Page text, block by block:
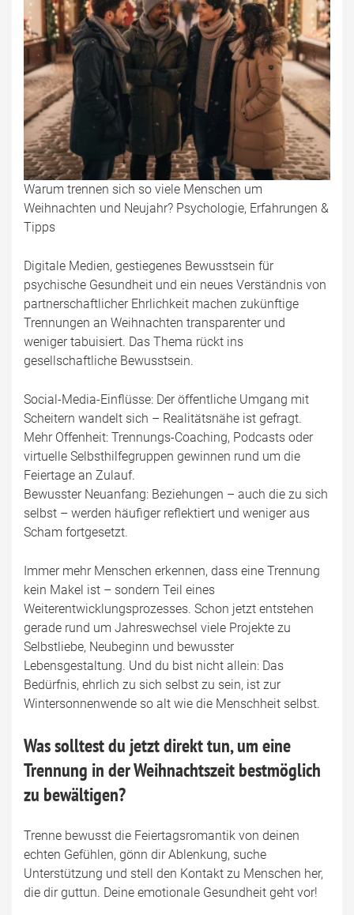
Warum trennen sich so viele Menschen um
Weihnachten und Neujahr? Psychologie, Erfahrungen &
Tipps
Digitale Medien, gestiegenes Bewusstsein für
psychische Gesundheit und ein neues Verständnis von
partnerschaftlicher Ehrlichkeit machen zukünftige
Trennungen an Weihnachten transparenter und
weniger tabuisiert. Das Thema rückt ins
gesellschaftliche Bewusstsein.
Social-Media-Einflüsse: Der öffentliche Umgang mit
Scheitern wandelt sich – Realitätsnähe ist gefragt.
Mehr Offenheit: Trennungs-Coaching, Podcasts oder
virtuelle Selbsthilfegruppen gewinnen rund um die
Feiertage an Zulauf.
Bewusster Neuanfang: Beziehungen – auch die zu sich
selbst – werden häufiger reflektiert und weniger aus
Scham fortgesetzt.
Immer mehr Menschen erkennen, dass eine Trennung
kein Makel ist – sondern Teil eines
Weiterentwicklungsprozesses. Schon jetzt entstehen
gerade rund um Jahreswechsel viele Projekte zu
Selbstliebe, Neubeginn und bewusster
Lebensgestaltung. Und du bist nicht allein: Das
Bedürfnis, ehrlich zu sich selbst zu sein, ist zur
Wintersonnenwende so alt wie die Menschheit selbst.
Was solltest du jetzt direkt tun, um eine
Trennung in der Weihnachtszeit bestmöglich
zu bewältigen?
Trenne bewusst die Feiertagsromantik von deinen
echten Gefühlen, gönn dir Ablenkung, suche
Unterstützung und stell den Kontakt zu Menschen her,
die dir guttun. Deine emotionale Gesundheit geht vor!